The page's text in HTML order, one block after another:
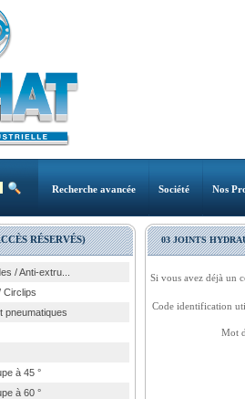
Recherche avancée Société Nos
RÉSERVÉS)
/ Anti-extru...
Circlips
pneumatiques
à 45 °
à 60 °
03 JOINTS
Si vous avez déjà un
Code identification
Mot